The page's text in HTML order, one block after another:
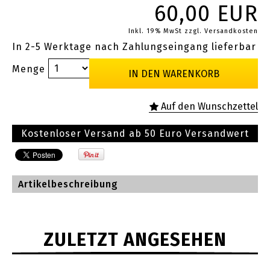
60,00 EUR
Inkl. 19% MwSt zzgl. Versandkosten
In 2-5 Werktage nach Zahlungseingang lieferbar
Menge
Kostenloser Versand ab 50 Euro Versandwert
Artikelbeschreibung
ZULETZT ANGESEHEN